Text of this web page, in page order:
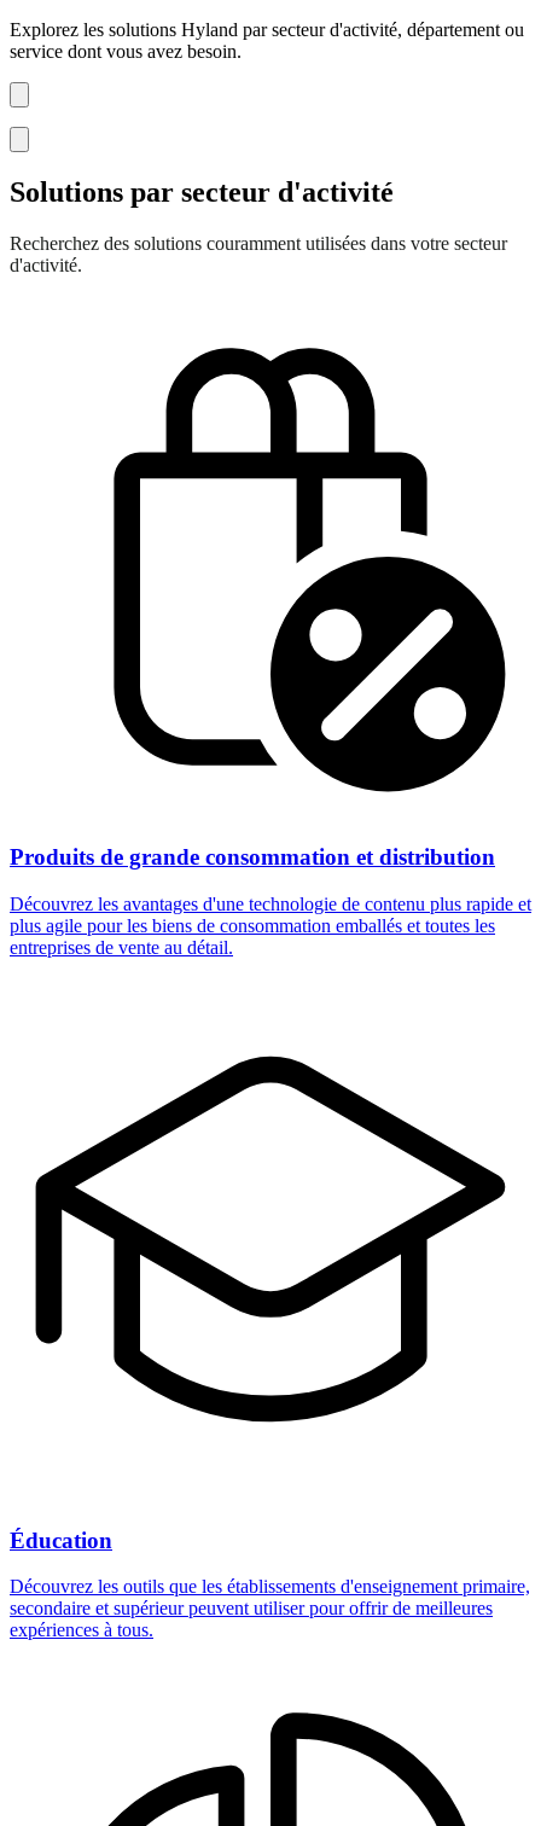
Explorez les solutions Hyland par secteur d'activité, département ou
service dont vous avez besoin.
Solutions par secteur d'activité
Recherchez des solutions couramment utilisées dans votre secteur
d'activité.
Produits de grande consommation et distribution
Découvrez les avantages d'une technologie de contenu plus rapide et
plus agile pour les biens de consommation emballés et toutes les
entreprises de vente au détail.
Éducation
Découvrez les outils que les établissements d'enseignement primaire,
secondaire et supérieur peuvent utiliser pour offrir de meilleures
expériences à tous.